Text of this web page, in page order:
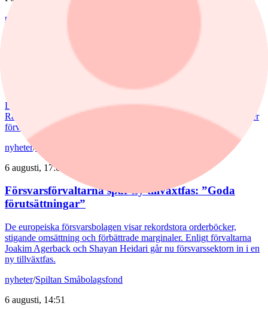
nyheter
Förvaltaren efter Troax rusning:
"Fortsatt stor potential"
Lancelot Sverige steg 8,6% i juli, mot 2,2% för jämförelseindex.
Rapportvinnarna Mips och Troax bidrog till uppgången. I Troax ser
förvaltaren Erik Bertilsson fortsatt stor potential.
nyheter/
6 augusti, 17:03
Försvarsförvaltarna spår ny tillväxtfas: ”Goda
förutsättningar”
De europeiska försvarsbolagen visar rekordstora orderböcker,
stigande omsättning och förbättrade marginaler. Enligt förvaltarna
Joakim Agerback och Shayan Heidari går nu försvarssektorn in i en
ny tillväxtfas.
nyheter/Spiltan Småbolagsfond
6 augusti, 14:51